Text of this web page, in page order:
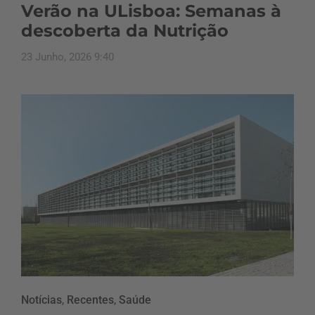
Verão na ULisboa: Semanas à
descoberta da Nutrição
23 Junho, 2026 9:40
Notícias, Recentes, Saúde